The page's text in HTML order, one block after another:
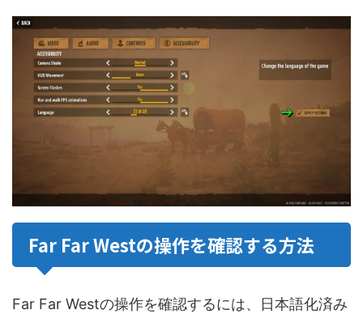
Far Far Westの操作を確認する方法
Far Far Westの操作を確認するには、日本語化済み